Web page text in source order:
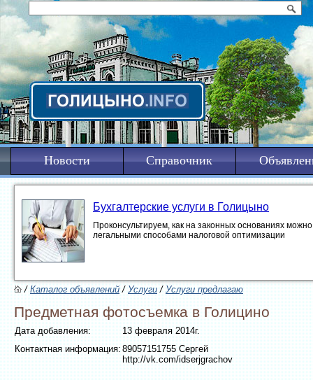
Новости Справочник
Бухгалтерские услуги в Голицыно
Проконсультируем, как на законных основаниях
легальными способами налоговой оптимизации
/Каталог объявлений/Услуги /Услуги предлагаю
Предметная фотосъемка в Голицино
Дата добавления:
13 февраля 2014г.
Контактная информация:89057151755 Сергей
http://vk.com/idserjgrachov